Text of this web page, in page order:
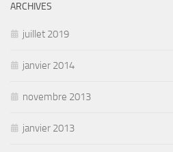
ARCHIVES
juillet 2019
janvier 2014
novembre 2013
janvier 2013